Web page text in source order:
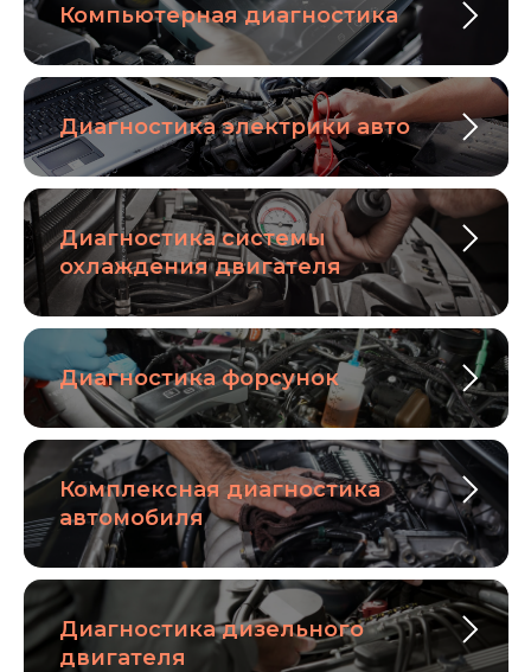
Компьютерная диагностика
Диагностика электрики авто
Диагностика системы
охлаждения двигателя
Диагностика форсунок
Комплексная диагностика
автомобиля
Диагностика дизельного
двигателя